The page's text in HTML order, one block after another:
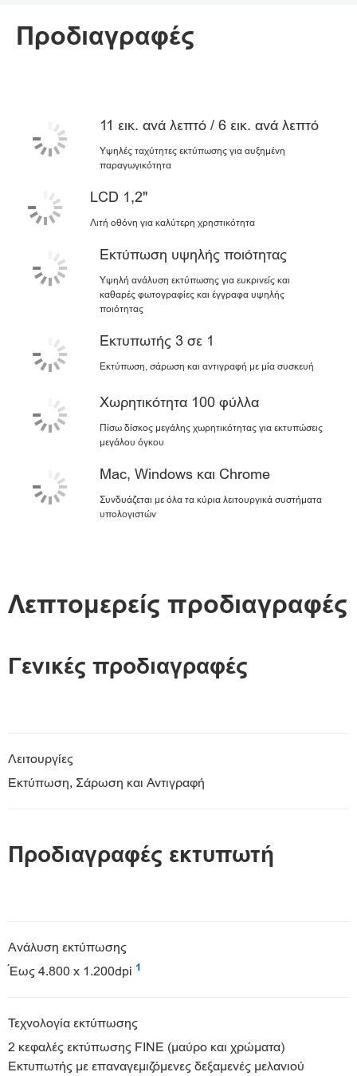
Επισκόπηση
ΑΓΟΡΑ ΜΕΛΑΝΙΟΥ
Προδιαγραφές
11 εικ. ανά λεπτό / 6 εικ. ανά λεπτό
Υψηλές ταχύτητες εκτύπωσης για αυξημένη
παραγωγικότητα
LCD 1,2"
Λιτή οθόνη για καλύτερη χρηστικότητα
Εκτύπωση υψηλής ποιότητας
Υψηλή ανάλυση εκτύπωσης για ευκρινείς και
καθαρές φωτογραφίες και έγγραφα υψηλής
ποιότητας
Εκτυπωτής 3 σε 1
Εκτύπωση, σάρωση και αντιγραφή με μία συσκευή
Χωρητικότητα 100 φύλλα
Πίσω δίσκος μεγάλης χωρητικότητας για εκτυπώσεις
μεγάλου όγκου
Mac, Windows και Chrome
Συνδυάζεται με όλα τα κύρια λειτουργικά συστήματα
υπολογιστών
Λεπτομερείς προδιαγραφές
Γενικές προδιαγραφές
Λειτουργίες
Εκτύπωση, Σάρωση και Αντιγραφή
Προδιαγραφές εκτυπωτή
Ανάλυση εκτύπωσης
Έως 4.800 x 1.200dpi 1
Τεχνολογία εκτύπωσης
2 κεφαλές εκτύπωσης FINE (μαύρο και χρώματα)
Εκτυπωτής με επαναγεμιζόμενες δεξαμενές μελανιού